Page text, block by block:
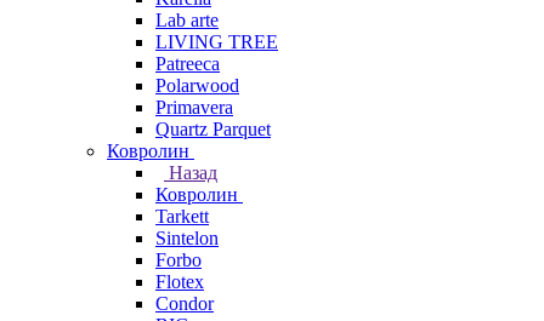
Lab arte
LIVING TREE
Patreeca
Polarwood
Primavera
Quartz Parquet
Ковролин
Назад
Ковролин
Tarkett
Sintelon
Forbo
Flotex
Condor